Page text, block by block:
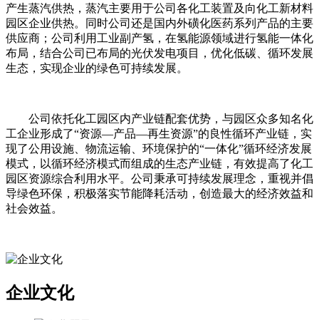
产生蒸汽供热，蒸汽主要用于公司各化工装置及向化工新材料
园区企业供热。同时公司还是国内外磺化医药系列产品的主要
供应商；公司利用工业副产氢，在氢能源领域进行氢能一体化
布局，结合公司已布局的光伏发电项目，优化低碳、循环发展
生态，实现企业的绿色可持续发展。
公司依托化工园区内产业链配套优势，与园区众多知名化
工企业形成了“资源—产品—再生资源”的良性循环产业链，实
现了公用设施、物流运输、环境保护的“一体化”循环经济发展
模式，以循环经济模式而组成的生态产业链，有效提高了化工
园区资源综合利用水平。公司秉承可持续发展理念，重视并倡
导绿色环保，积极落实节能降耗活动，创造最大的经济效益和
社会效益。
企业文化